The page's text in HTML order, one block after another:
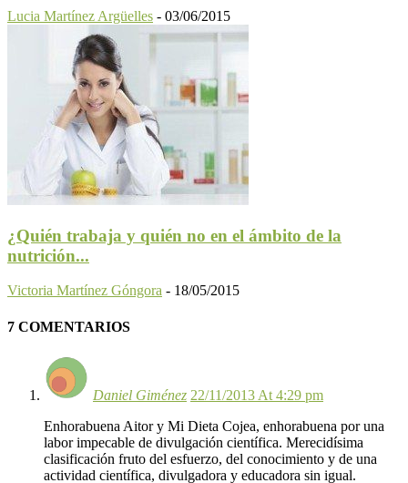
Lucia Martínez Argüelles - 03/06/2015
¿Quién trabaja y quién no en el ámbito de la
nutrición...
Victoria Martínez Góngora - 18/05/2015
7 COMENTARIOS
Daniel Giménez 22/11/2013 At 4:29 pm
Enhorabuena Aitor y Mi Dieta Cojea, enhorabuena por una
labor impecable de divulgación científica. Merecidísima
clasificación fruto del esfuerzo, del conocimiento y de una
actividad científica, divulgadora y educadora sin igual.